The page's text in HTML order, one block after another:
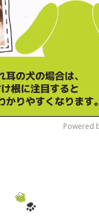
Powered